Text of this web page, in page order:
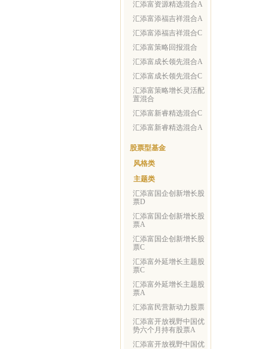
汇添富资源精选混合A
汇添富添福吉祥混合A
汇添富添福吉祥混合C
汇添富策略回报混合
汇添富成长领先混合A
汇添富成长领先混合C
汇添富策略增长灵活配
置混合
汇添富新睿精选混合C
汇添富新睿精选混合A
股票型基金
风格类
主题类
汇添富国企创新增长股
票D
汇添富国企创新增长股
票A
汇添富国企创新增长股
票C
汇添富外延增长主题股
票C
汇添富外延增长主题股
票A
汇添富民营新动力股票
汇添富开放视野中国优
势六个月持有股票A
汇添富开放视野中国优